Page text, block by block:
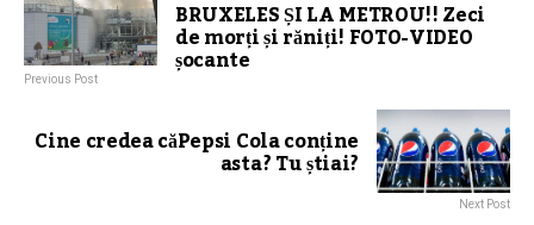
BRUXELES ȘI LA METROU!! Zeci
de morți și răniți! FOTO-VIDEO
șocante
Previous Post
Cine credea căPepsi Cola conține
asta? Tu știai?
Next Post